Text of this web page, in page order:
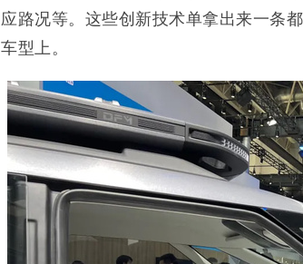
应路况等。这些创新技术单拿出来一条
车型上。